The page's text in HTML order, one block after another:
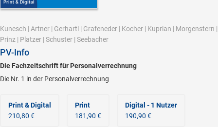
Kunesch | Artner | Gerhartl | Grafeneder | Kocher | Kuprian | Morgenstern |
Prinz | Platzer | Schuster | Seebacher
PV-Info
Die Fachzeitschrift für Personalverrechnung
Die Nr. 1 in der Personalverrechnung
Print & Digital
210,80 €
Print
181,90 €
Digital - 1 Nutzer
190,90 €